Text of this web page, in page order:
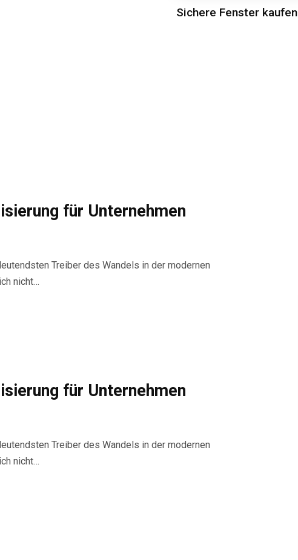
Sichere Fenster kaufen
für Unternehmen
Treiber des Wandels in der modernen
nicht…
für Unternehmen
Treiber des Wandels in der modernen
nicht…